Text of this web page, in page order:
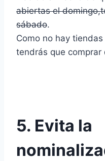
abiertas el
sábado.
Como no hay
tendrás que comprar
5. Evita la